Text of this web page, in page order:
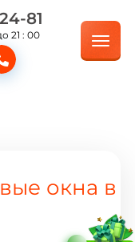
81
21 : 00
окна в